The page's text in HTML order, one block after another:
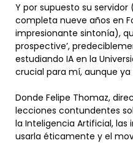
Y por supuesto su
completa nueve años en
impresionante sintonía),
prospective’,
estudiando IA en la
crucial para mí, aunque ya
Donde Felipe Thomaz,
lecciones contundentes
la Inteligencia Artificial,
usarla éticamente y el